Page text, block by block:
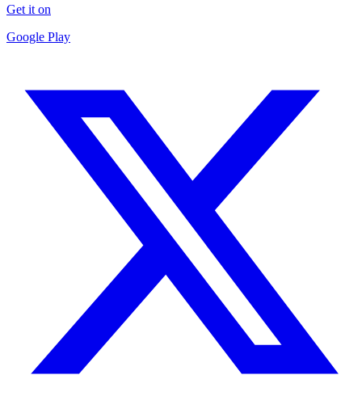
Get it on
Google Play